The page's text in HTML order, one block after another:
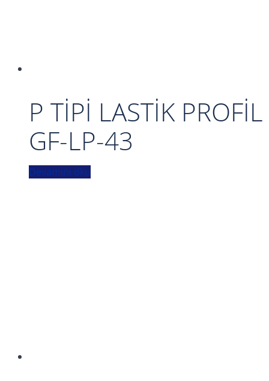
P TİPİ LASTİK PROFİL
GF-LP-43
Devamını oku